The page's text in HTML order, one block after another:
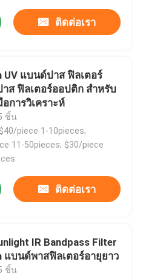
ตอร์
ติดต่อเรา
UV แบนด์ปาส ฟิลเตอร์
ส ฟิลเตอร์ออปติก สําหรับ
อการวิเคราะห์
ชิ้น
piece 1-10pieces;
11-50pieces; $30/piece
ติดต่อเรา
IR Bandpass Filter
แบนด์พาสฟิลเตอร์อายุยาว
ชิ้น